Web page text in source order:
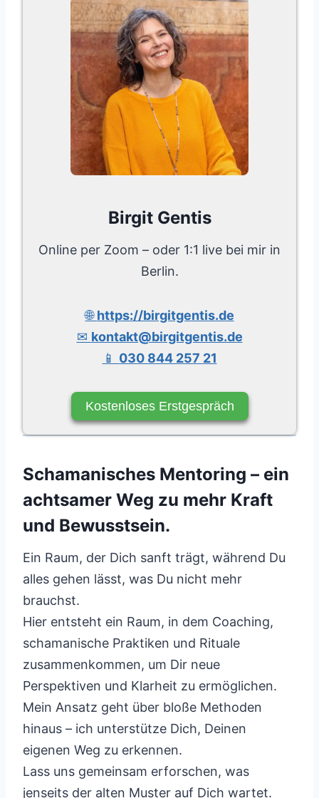
Birgit Gentis
Online per Zoom – oder 1:1 live bei mir in
Berlin.
🌐https://birgitgentis.de
✉ kontakt@birgitgentis.de
📱 030 844 257 21
Kostenloses Erstgespräch
Schamanisches Mentoring – ein
achtsamer Weg zu mehr Kraft
und Bewusstsein.
Ein Raum, der Dich sanft trägt, während Du
alles gehen lässt, was Du nicht mehr
brauchst.
Hier entsteht ein Raum, in dem Coaching,
schamanische Praktiken und Rituale
zusammenkommen, um Dir neue
Perspektiven und Klarheit zu ermöglichen.
Mein Ansatz geht über bloße Methoden
hinaus – ich unterstütze Dich, Deinen
eigenen Weg zu erkennen.
Lass uns gemeinsam erforschen, was
jenseits der alten Muster auf Dich wartet.